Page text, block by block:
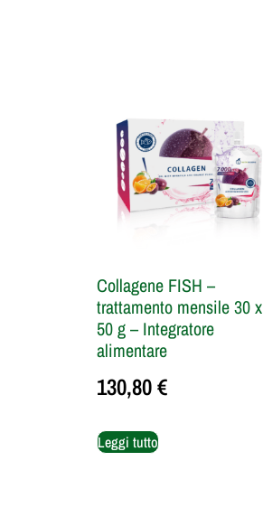
Collagene FISH –
trattamento mensile 30 x
50 g – Integratore
alimentare
130,80€
Leggi tutto